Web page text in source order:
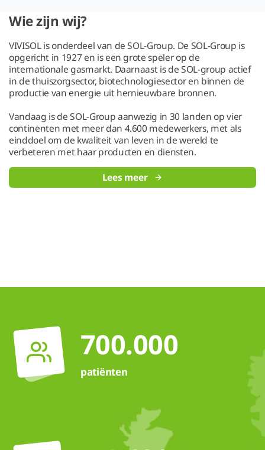
Wie zijn wij?
VIVISOL is onderdeel van de SOL-Group. De SOL-Group is
opgericht in 1927 en is een grote speler op de
internationale gasmarkt. Daarnaast is de SOL-group actief
in de thuiszorgsector, biotechnologiesector en binnen de
productie van energie uit hernieuwbare bronnen.
Vandaag is de SOL-Group aanwezig in 30 landen op vier
continenten met meer dan 4.600 medewerkers, met als
einddoel om de kwaliteit van leven in de wereld te
verbeteren met haar producten en diensten.
Lees meer
700.000
patiënten